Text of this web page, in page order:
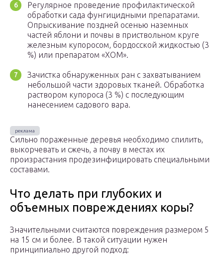
Регулярное проведение профилактической
обработки сада фунгицидными препаратами.
Опрыскивание поздней осенью наземных
частей яблони и почвы в приствольном круге
железным купоросом, бордосской жидкостью (3
%) или препаратом «ХОМ».
Зачистка обнаруженных ран с захватыванием
небольшой части здоровых тканей. Обработка
раствором купороса (3 %) с последующим
нанесением садового вара.
Сильно пораженные деревья необходимо спилить,
выкорчевать и сжечь, а почву в местах их
произрастания продезинфицировать специальными
составами.
Что делать при глубоких и
объемных повреждениях коры?
Значительными считаются повреждения размером 5
на 15 см и более. В такой ситуации нужен
принципиально другой подход: